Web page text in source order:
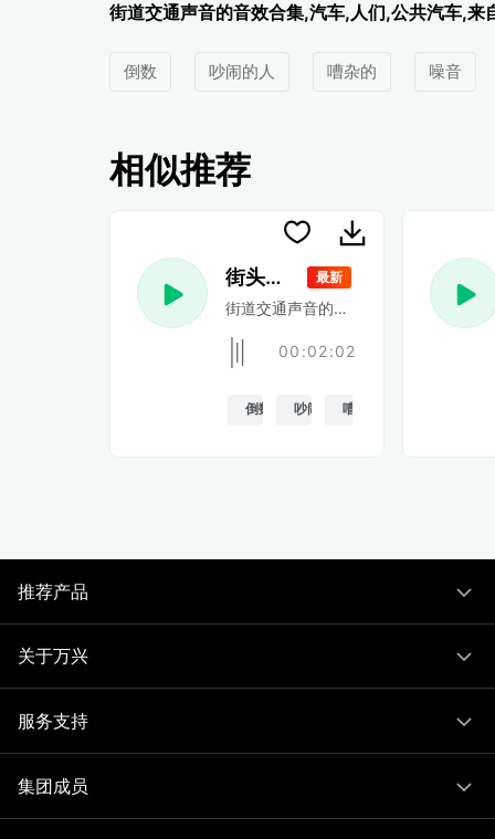
街道交通声音的音效合集,汽车,人们,公共汽车,来
倒数 吵闹的人 嘈杂的 噪音
相似推荐
街头生活 2最新
街道交通声音的音效合集,汽车,人们,
00:02:02
倒数 吵闹的人嘈杂的
推荐产品
关于万兴
服务支持
集团成员